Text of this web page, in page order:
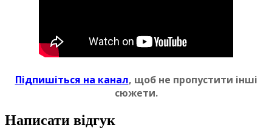
Пiдпишіться на канал, щоб не пропустити iншi
сюжети.
Написати відгук